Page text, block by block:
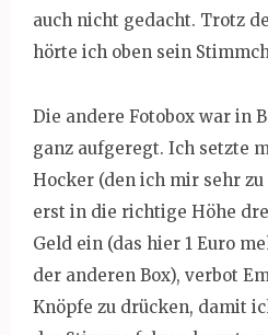
auch nicht gedacht. Trotz
hörte ich oben sein
Die andere Fotobox war in
ganz aufgeregt. Ich setzte
Hocker (den ich mir sehr
erst in die richtige Höhe
Geld ein (das hier 1 Euro
der anderen Box), verbot
Knöpfe zu drücken, damit